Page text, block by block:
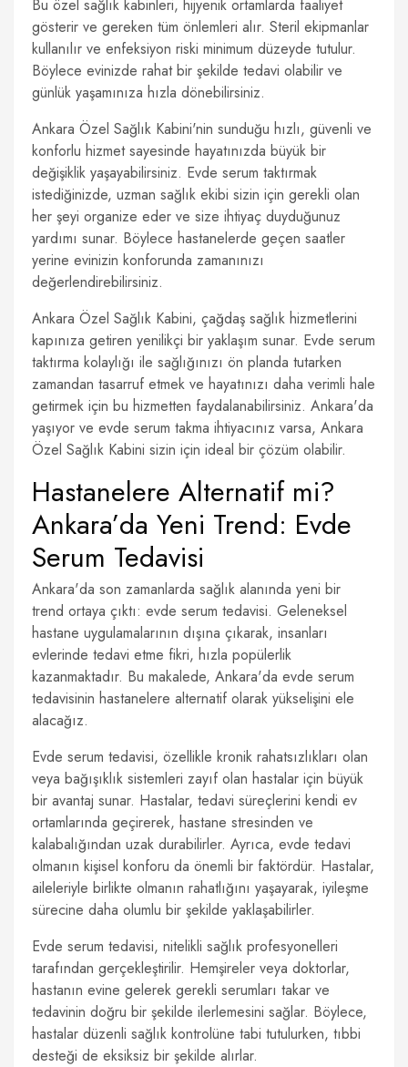
Bu özel sağlık kabinleri, hijyenik ortamlarda faaliyet
gösterir ve gereken tüm önlemleri alır. Steril ekipmanlar
kullanılır ve enfeksiyon riski minimum düzeyde tutulur.
Böylece evinizde rahat bir şekilde tedavi olabilir ve
günlük yaşamınıza hızla dönebilirsiniz.
Ankara Özel Sağlık Kabini'nin sunduğu hızlı, güvenli ve
konforlu hizmet sayesinde hayatınızda büyük bir
değişiklik yaşayabilirsiniz. Evde serum taktırmak
istediğinizde, uzman sağlık ekibi sizin için gerekli olan
her şeyi organize eder ve size ihtiyaç duyduğunuz
yardımı sunar. Böylece hastanelerde geçen saatler
yerine evinizin konforunda zamanınızı
değerlendirebilirsiniz.
Ankara Özel Sağlık Kabini, çağdaş sağlık hizmetlerini
kapınıza getiren yenilikçi bir yaklaşım sunar. Evde serum
taktırma kolaylığı ile sağlığınızı ön planda tutarken
zamandan tasarruf etmek ve hayatınızı daha verimli hale
getirmek için bu hizmetten faydalanabilirsiniz. Ankara'da
yaşıyor ve evde serum takma ihtiyacınız varsa, Ankara
Özel Sağlık Kabini sizin için ideal bir çözüm olabilir.
Hastanelere Alternatif mi?
Ankara’da Yeni Trend: Evde
Serum Tedavisi
Ankara'da son zamanlarda sağlık alanında yeni bir
trend ortaya çıktı: evde serum tedavisi. Geleneksel
hastane uygulamalarının dışına çıkarak, insanları
evlerinde tedavi etme fikri, hızla popülerlik
kazanmaktadır. Bu makalede, Ankara'da evde serum
tedavisinin hastanelere alternatif olarak yükselişini ele
alacağız.
Evde serum tedavisi, özellikle kronik rahatsızlıkları olan
veya bağışıklık sistemleri zayıf olan hastalar için büyük
bir avantaj sunar. Hastalar, tedavi süreçlerini kendi ev
ortamlarında geçirerek, hastane stresinden ve
kalabalığından uzak durabilirler. Ayrıca, evde tedavi
olmanın kişisel konforu da önemli bir faktördür. Hastalar,
aileleriyle birlikte olmanın rahatlığını yaşayarak, iyileşme
sürecine daha olumlu bir şekilde yaklaşabilirler.
Evde serum tedavisi, nitelikli sağlık profesyonelleri
tarafından gerçekleştirilir. Hemşireler veya doktorlar,
hastanın evine gelerek gerekli serumları takar ve
tedavinin doğru bir şekilde ilerlemesini sağlar. Böylece,
hastalar düzenli sağlık kontrolüne tabi tutulurken, tıbbi
desteği de eksiksiz bir şekilde alırlar.